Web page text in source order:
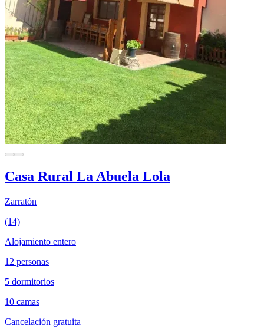
Casa Rural La Abuela Lola
Zarratón
(14)
Alojamiento entero
12 personas
5 dormitorios
10 camas
Cancelación gratuita